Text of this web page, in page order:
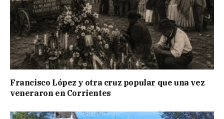
Francisco López y otra cruz popular que una vez
veneraron en Corrientes